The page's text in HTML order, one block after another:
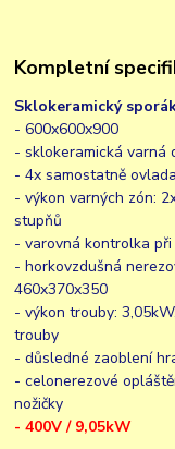
Kompletní
Sklokeramický
- 600x600x900
- sklokeramická varná
- 4x samostatně
- výkon varných zón:
stupňů
- varovná kontrolka
- horkovzdušná
460x370x350
- výkon trouby:
trouby
- důsledné zaoblení
- celonerezové
nožičky
- 400V / 9,05kW